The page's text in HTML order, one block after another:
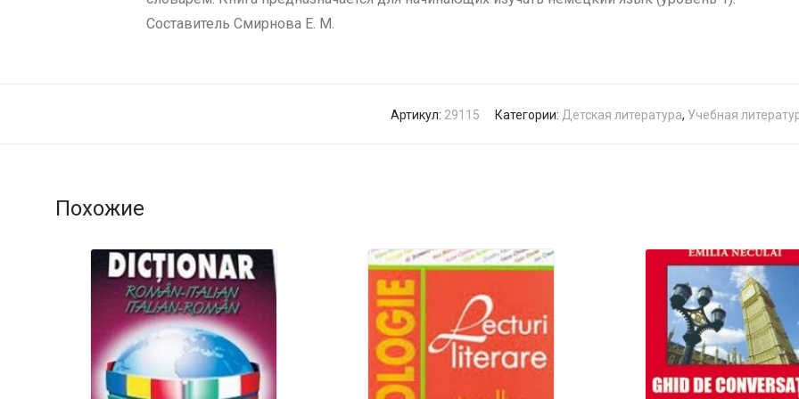
Составитель Смирнова Е. М.
Артикул: 29115 Категории: Детская литература, Учебная
Похожие